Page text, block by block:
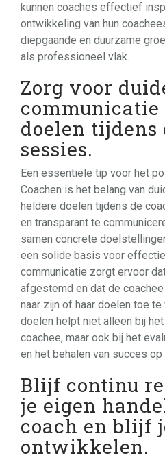
kunnen coaches effectief
ontwikkeling van hun
diepgaande en duurzame
als professioneel vlak.
Zorg voor
communicatie
doelen tijdens
sessies.
Een essentiële tip voor het
Coachen is het belang van
heldere doelen tijdens de
en transparant te
samen concrete
een solide basis voor
communicatie zorgt ervoor
afgestemd en dat de
naar zijn of haar doelen toe
doelen helpt niet alleen bij
coachee, maar ook bij het
en het behalen van succes op
Blijf continu
je eigen
coach en blijf
ontwikkelen.